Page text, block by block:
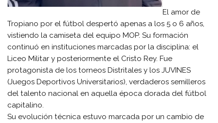
El amor de
Tropiano por el fútbol despertó apenas a los 5 o 6 años,
vistiendo la camiseta del equipo MOP. Su formación
continuó en instituciones marcadas por la disciplina: el
Liceo Militar y posteriormente el Cristo Rey. Fue
protagonista de los torneos Distritales y los JUVINES
(Juegos Deportivos Universitarios), verdaderos semilleros
del talento nacional en aquella época dorada del fútbol
capitalino.
Su evolución técnica estuvo marcada por un cambio de